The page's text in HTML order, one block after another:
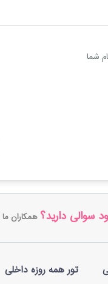
شما
سوالی دارید؟ همکاران
تور همه روزه داخلی